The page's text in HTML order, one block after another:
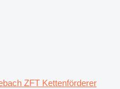
ZFT Kettenförderer